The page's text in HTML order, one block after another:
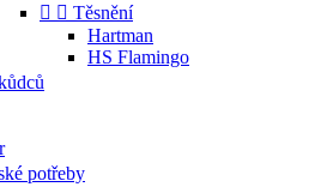
  Těsnění
Hartman
HS Flamingo
potřeby